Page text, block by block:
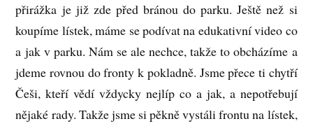
přirážka je již zde před bránou do parku. Ještě než si
koupíme lístek, máme se podívat na edukativní video co
a jak v parku. Nám se ale nechce, takže to obcházíme a
jdeme rovnou do fronty k pokladně. Jsme přece ti chytří
Češi, kteří vědí vždycky nejlíp co a jak, a nepotřebují
nějaké rady. Takže jsme si pěkně vystáli frontu na lístek,